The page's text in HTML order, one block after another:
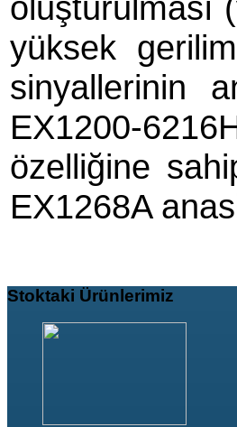
yüksek
sinyallerinin
EX1200-
özelliğine
EX1268A
Stoktaki Ürünlerimiz